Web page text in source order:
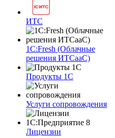
ИТС
1C:Fresh (Облачные
решения ИТСааС)
Продукты 1С
Услуги сопровождения
Лицензии